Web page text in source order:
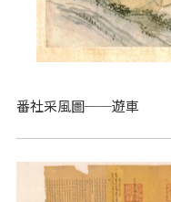
番社采風圖──遊車